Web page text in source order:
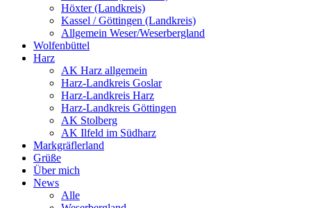
Höxter (Landkreis)
Kassel / Göttingen (Landkreis)
Allgemein Weser/Weserbergland
Wolfenbüttel
Harz
AK Harz allgemein
Harz-Landkreis Goslar
Harz-Landkreis Harz
Harz-Landkreis Göttingen
AK Stolberg
AK Ilfeld im Südharz
Markgräflerland
Grüße
Über mich
News
Alle